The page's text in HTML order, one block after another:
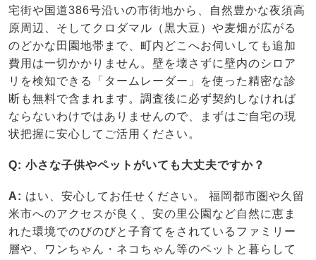
宅街や国道386号沿いの市街地から、自然豊かな夜須高
原周辺、そしてクロダマル（黒大豆）や麦畑が広がる
のどかな田園地帯まで、町内どこへお伺いしても追加
費用は一切かかりません。壁を壊さずに壁内のシロア
リを検知できる「タームレーダー」を使った精密な診
断も無料で含まれます。調査後に必ず契約しなければ
ならないわけではありませんので、まずはご自宅の現
状把握に安心してご活用ください。
Q: 小さな子供やペットがいても大丈夫ですか？
A: はい、安心してお任せください。 福岡都市圏や久留
米市へのアクセスが良く、安の里公園など自然に恵ま
れた環境でのびのびと子育てをされているファミリー
層や、ワンちゃん・ネコちゃん等のペットと暮らして